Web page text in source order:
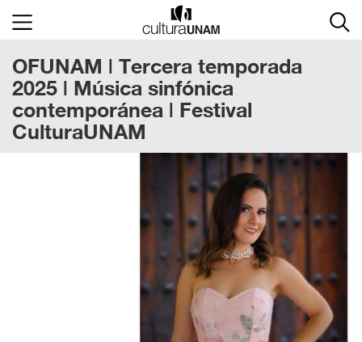
Cultura UNAM
ACTIVIDADES
CULTURALES
OFUNAM | Tercera temporada
2025 | Música sinfónica
contemporánea | Festival
CulturaUNAM
×